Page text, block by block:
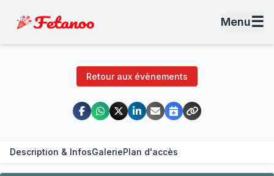
Menu☰
Retour aux évènements
Description & InfosGaleriePlan d'accès